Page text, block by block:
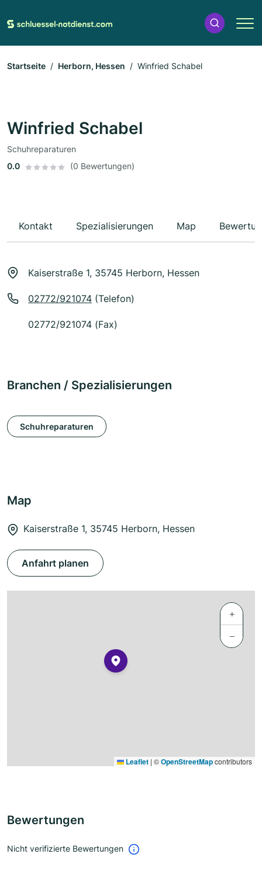
Startseite Herborn, Hessen Winfried Schabel
Winfried Schabel
Schuhreparaturen
0.0
(0 Bewertungen)
Kontakt Spezialisierungen Map
Kaiserstraße 1, 35745 Herborn, Hessen
02772/921074 (Telefon)
02772/921074 (Fax)
Branchen / Spezialisierungen
Schuhreparaturen
Map
Kaiserstraße 1, 35745 Herborn, Hessen
Anfahrt planen
+
−
Leaflet | ©OpenStreetMapcontributors
Bewertungen
Nicht verifizierte Bewertungen